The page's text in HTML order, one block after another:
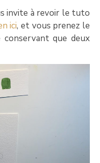
invite à revoir le tuto
ici, et vous prenez le
conservant que deux